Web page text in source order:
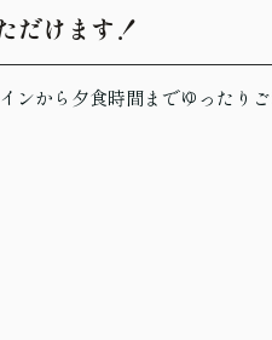
だけます！
ンから夕食時間までゆったりご